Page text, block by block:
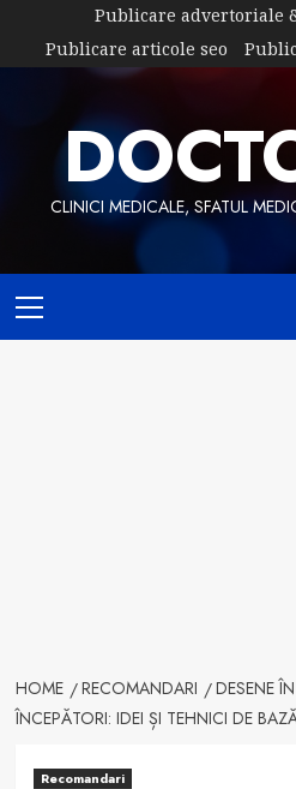
content
Publicare advertoriale
Publicare articole seo
CLINICI MEDICALE, SFATUL
Menu
HOME RECOMANDARI
DESENE
ÎNCEPĂTORI: IDEI ȘI TEHNICI DE
Recomandari